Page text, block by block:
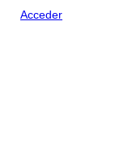
Acceder